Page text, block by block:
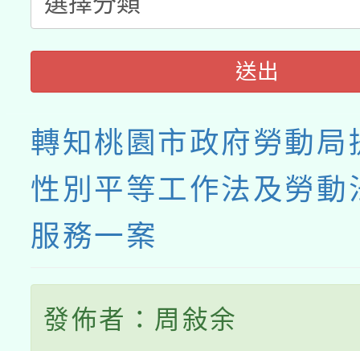
送出
轉知桃園市政府勞動局
性別平等工作法及勞動
服務一案
發佈者：周敍余